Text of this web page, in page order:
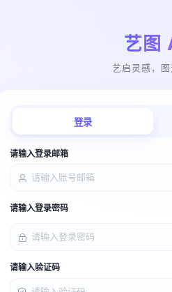
艺图
艺启灵感，
登录
请输入登录邮箱
请输入登录密码
请输入验证码